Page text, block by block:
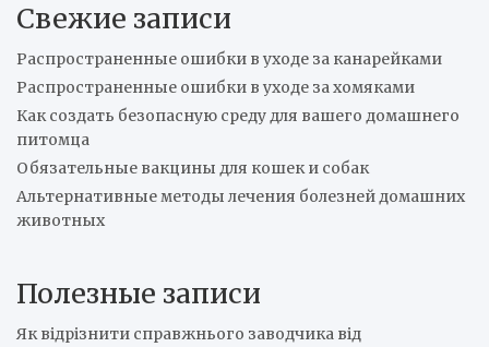
c
Свежие записи
Распространенные ошибки в уходе за канарейками
Распространенные ошибки в уходе за хомяками
Как создать безопасную среду для вашего домашнего
питомца
Обязательные вакцины для кошек и собак
Альтернативные методы лечения болезней домашних
животных
Полезные записи
Як відрізнити справжнього заводчика від